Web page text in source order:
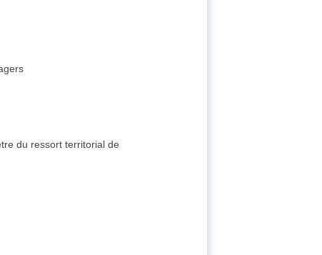
du ressort territorial de